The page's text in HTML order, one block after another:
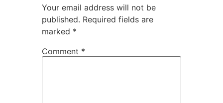
Your email address will not be
published. Required fields are
marked *
Comment *